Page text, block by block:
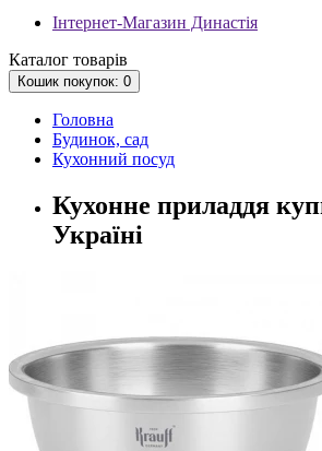
Інтернет-Магазин Династія
Каталог товарів
Кошик покупок: 0
Головна
Будинок, сад
Кухонний посуд
Кухонне приладдя
Україні